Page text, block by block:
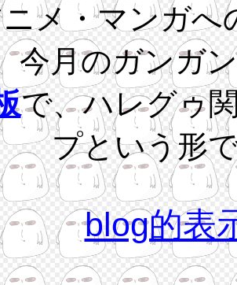
メ・マンガへ
今月のガンガ
で、ハレグゥ
プという形
blog的表